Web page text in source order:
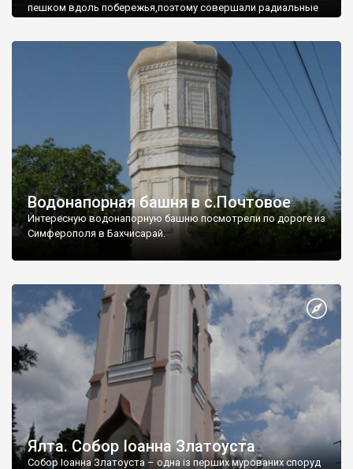
пешком вдоль побережья,поэтому совершали радиальные
Водонапорная башня в с.Почтовое
Интересную водонапорную башню посмотрели по дороге из
Симферополя в Бахчисарай.
Ялта. Собор Іоанна Златоуста
Собор Іоанна Златоуста – одна із перших мурованих споруд